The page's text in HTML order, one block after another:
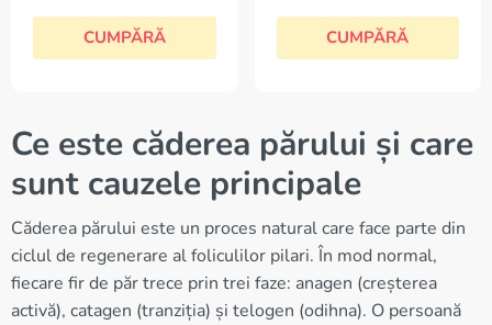
CUMPĂRĂ CUMPĂRĂ
Ce este căderea părului și care
sunt cauzele principale
Căderea părului este un proces natural care face parte din
ciclul de regenerare al foliculilor pilari. În mod normal,
fiecare fir de păr trece prin trei faze: anagen (creșterea
activă), catagen (tranziția) și telogen (odihna). O persoană